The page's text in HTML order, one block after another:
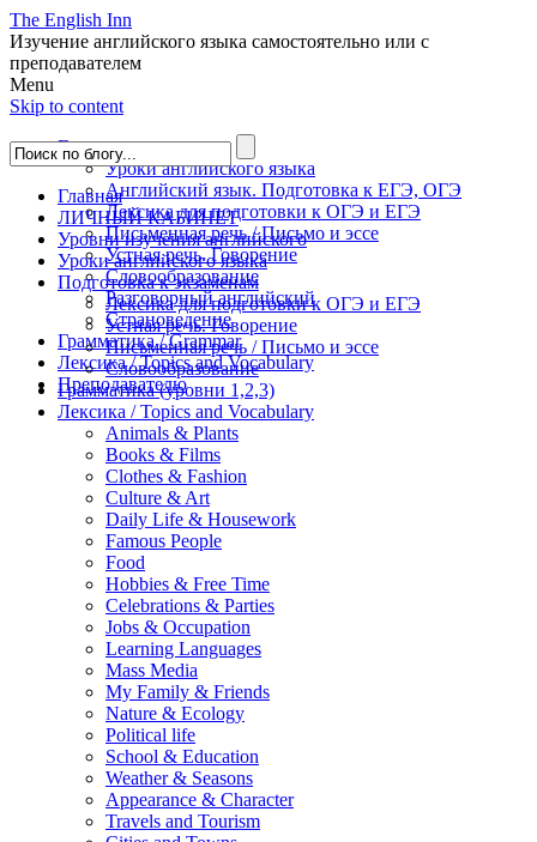
The English Inn
Изучение английского языка самостоятельно или с
преподавателем
Menu
Skip to content
Главная
Уроки английского языка
Английский язык. Подготовка к ЕГЭ, ОГЭ
Лексика для подготовки к ОГЭ и ЕГЭ
Письменная речь / Письмо и эссе
Устная речь. Говорение
Словообразование
Разговорный английский
Страноведение
Грамматика / Grammar
Лексика / Topics and Vocabulary
Преподавателю
Главная
ЛИЧНЫЙ КАБИНЕТ
Уровни изучения английского
Уроки английского языка
Подготовка к экзаменам
Лексика для подготовки к ОГЭ и ЕГЭ
Устная речь. Говорение
Письменная речь / Письмо и эссе
Словообразование
Грамматика (уровни 1,2,3)
Лексика / Topics and Vocabulary
Animals & Plants
Books & Films
Clothes & Fashion
Culture & Art
Daily Life & Housework
Famous People
Food
Hobbies & Free Time
Celebrations & Parties
Jobs & Occupation
Learning Languages
Mass Media
My Family & Friends
Nature & Ecology
Political life
School & Education
Weather & Seasons
Appearance & Character
Travels and Tourism